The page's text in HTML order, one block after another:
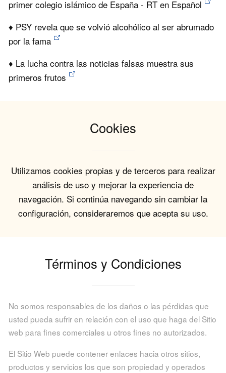
primer colegio islámico de España - RT en Español
♦ PSY revela que se volvió alcohólico al ser abrumado
por la fama
♦ La lucha contra las noticias falsas muestra sus
primeros frutos
Cookies
Utilizamos cookies propias y de terceros para realizar
análisis de uso y mejorar la experiencia de
navegación. Si continúa navegando sin cambiar la
configuración, consideraremos que acepta su uso.
Términos y Condiciones
No somos responsables de los daños o las pérdidas que
usted pueda sufrir en relación con el uso que haga del Sitio
web para fines comerciales u otros fines no autorizados.
El Sitio Web puede contener enlaces hacia otros sitios,
productos y servicios los que son propiedad y operados